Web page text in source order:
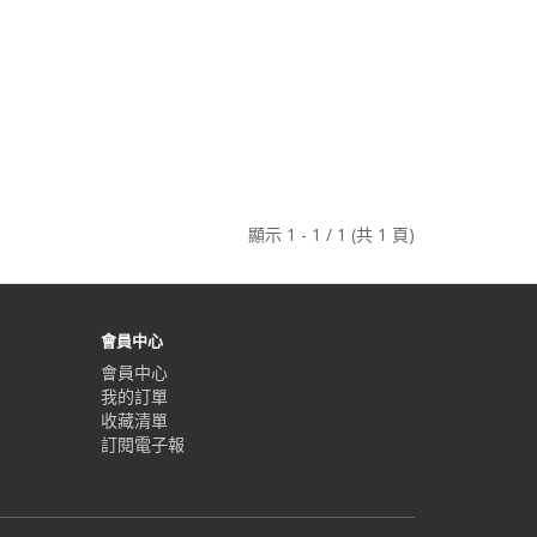
顯示 1 - 1 / 1 (共 1 頁)
會員中心
會員中心
我的訂單
收藏清單
訂閱電子報